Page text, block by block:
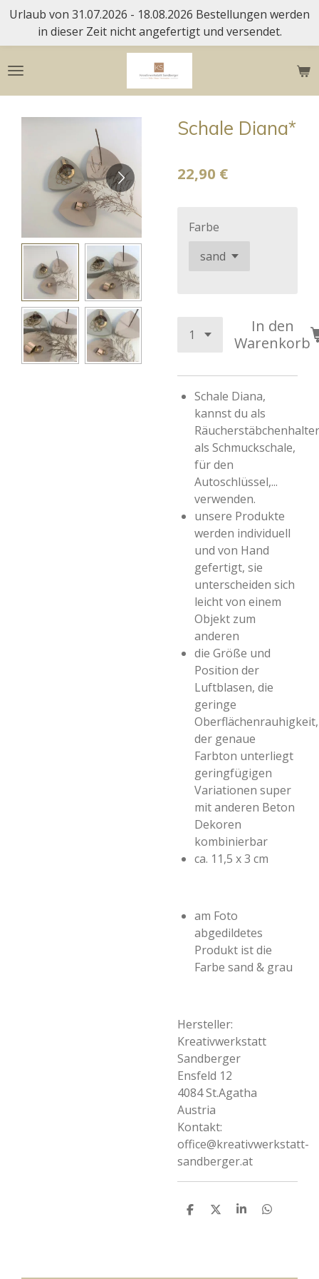
Zum
Hauptinhalt
springen
Urlaub von 31.07.2026 - 18.08.2026 Bestellungen werden
in dieser Zeit nicht angefertigt und versendet.
Schale Diana*
22,90 €
Farbe
In den
Warenkorb
Schale Diana,
kannst du als
als Schmuckschale,
für den
Autoschlüssel,...
verwenden.
unsere Produkte
werden individuell
und von Hand
gefertigt, sie
unterscheiden sich
leichtvon einem
Objekt zum
anderen
die Größe und
Position der
Luftblasen, die
geringe
Oberflächenrauhigkeit,
der genaue
Farbton unterliegt
geringfügigen
Variationen super
mit anderen Beton
Dekoren
kombinierbar
ca. 11,5 x 3 cm
am Foto
abgedildetes
Produkt ist die
Farbe sand & grau
Hersteller:
Kreativwerkstatt
Sandberger
Ensfeld 12
4084 St.Agatha
Austria
Kontakt:
office@kreativwerkstatt-
sandberger.at
T
T
T
T